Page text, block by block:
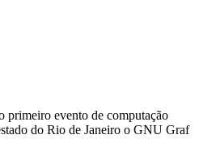
primeiro evento de computação
do Rio de Janeiro o GNU Graf